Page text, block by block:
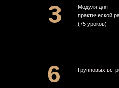
3
Групповых
6
Модуля для
практической
(75 уроков)